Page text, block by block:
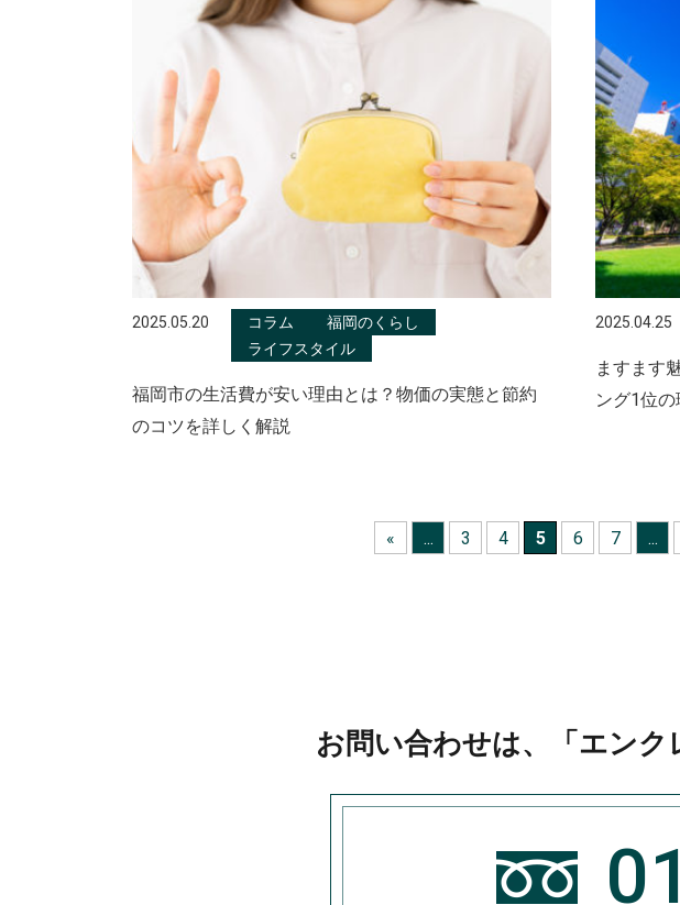
2025.05.20 コラム
福岡のくらし
ライフスタイル
福岡市の生活費が安い理由とは？物価の実態と節約
のコツを詳しく解説
2025.04.25
ますます
ング1位の
« ... 3 4 5 6 7 ...
お問い合わせは、 「エン